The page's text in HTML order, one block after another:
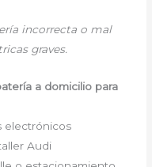
incorrecta o mal
graves.
a domicilio para
electrónicos
Audi